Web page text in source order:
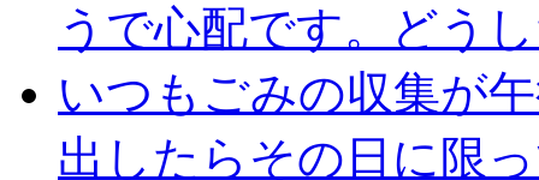
うで心配です。どう
いつもごみの収集が
出したらその日に限